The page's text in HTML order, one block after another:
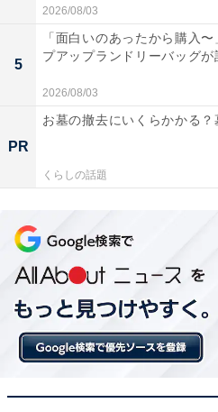
【今日チェックしたい】
Jackery「AC100V」
Jackery (ジャクリ) ポータブル
Amazon
2026/08/03
5
「面白いのあったから購入
プアップランドリーバッグが
2026/08/03
PR
お墓の撤去にいくらかかる？
くらしの話題